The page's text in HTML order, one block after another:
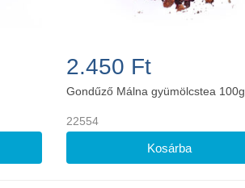
2.450 Ft
Gondűző Málna gyümölcstea 100g
22554